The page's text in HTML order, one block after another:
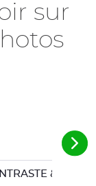
sur
& FOND